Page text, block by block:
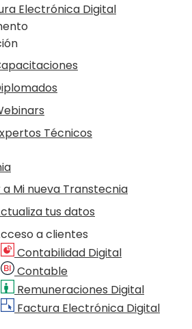
Electrónica Digital
Técnicos
a Mi nueva Transtecnia
tus datos
a clientes
Contabilidad Digital
Contable
Remuneraciones Digital
Factura Electrónica Digital